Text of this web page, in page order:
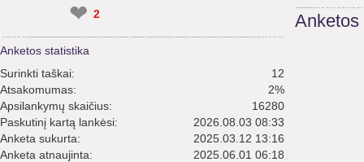
❤ 2
Anketos statistika
Surinkti taškai:
12
Atsakomumas:
2%
Apsilankymų skaičius:
16280
Paskutinį kartą lankėsi:
2026.08.03 08:33
Anketa sukurta:
2025.03.12 13:16
Anketa atnaujinta:
2025.06.01 06:18
Anketos